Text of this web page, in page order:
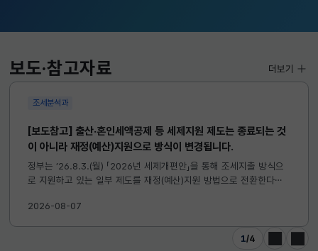
국고채(3년)
보도·참고자료
조세분석과
[보도참고] 출산·혼인세액공제 등 세제지원 제도는 종료되는 것
이 아니라 재정(예산)지원으로 방식이 변경됩니다.
정부는 ’26.8.3.(월) 「2026년 세제개편안」을 통해 조세지출 방식으
로 지원하고 있는 일부 제도를 재정(예산)지원 방법으로 전환한다고
2026-08-07
1/4
이전 다음
더보기